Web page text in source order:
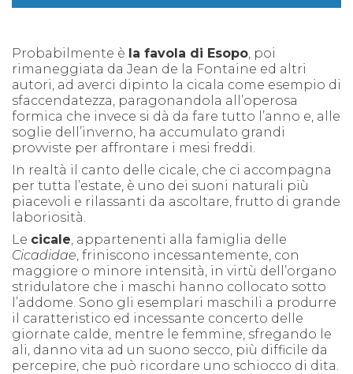
Probabilmente è la favola di Esopo , poi
rimaneggiata da Jean de la Fontaine ed altri
autori, ad averci dipinto la cicala come esempio di
sfaccendatezza, paragonandola all’operosa
formica che invece si dà da fare tutto l’anno e, alle
soglie dell’inverno, ha accumulato grandi
provviste per affrontare i mesi freddi.
In realtà il canto delle cicale, che ci accompagna
per tutta l’estate, è uno dei suoni naturali più
piacevoli e rilassanti da ascoltare, frutto di grande
laboriosità.
Le cicale , appartenenti alla famiglia delle
Cicadidae , friniscono incessantemente, con
maggiore o minore intensità, in virtù dell’organo
stridulatore che i maschi hanno collocato sotto
l’addome. Sono gli esemplari maschili a produrre
il caratteristico ed incessante concerto delle
giornate calde, mentre le femmine, sfregando le
ali, danno vita ad un suono secco, più difficile da
percepire, che può ricordare uno schiocco di dita.